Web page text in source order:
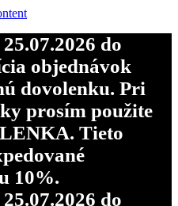
do
objednávok
dovolenku. Pri
prosím použite
Tieto
10%.
do